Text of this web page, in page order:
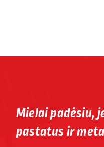
Mielai padėsiu,
pastatus ir